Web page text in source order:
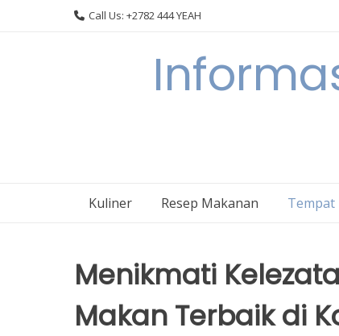
Call Us: +2782 444 YEAH
Kuliner Resep Makanan Tempat
Menikmati
Makan Terbaik di